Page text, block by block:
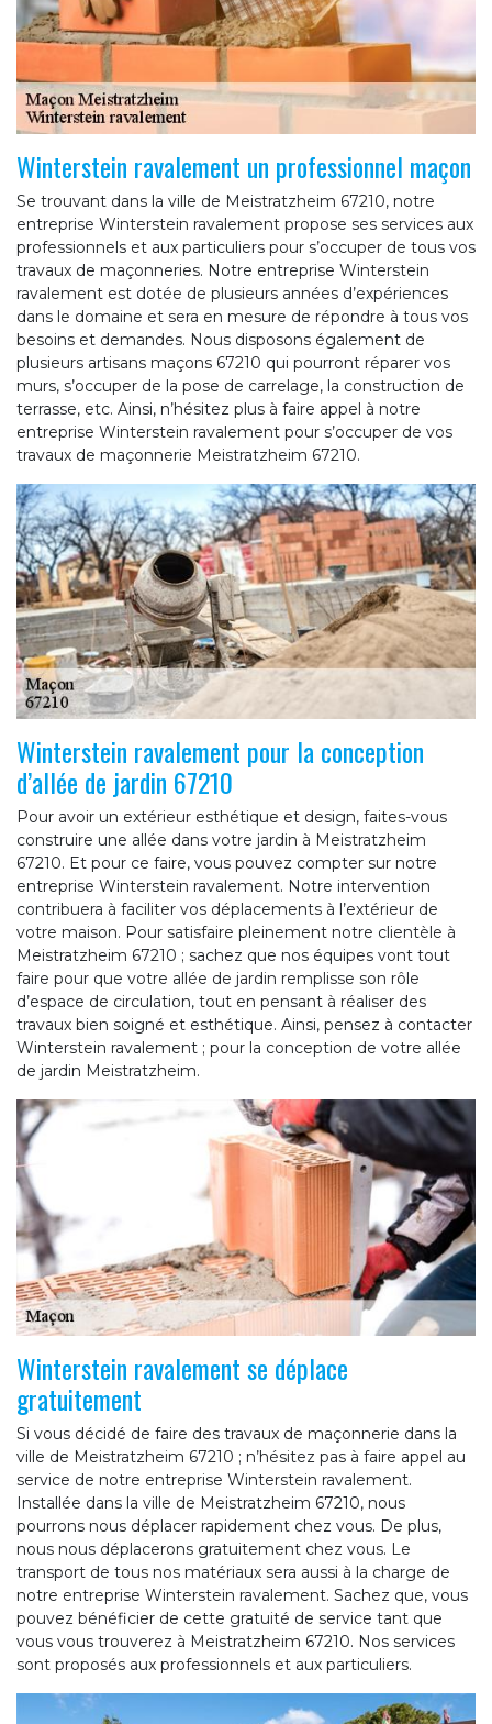
Winterstein ravalement un professionnel maçon
Se trouvant dans la ville de Meistratzheim 67210, notre
entreprise Winterstein ravalement propose ses services aux
professionnels et aux particuliers pour s’occuper de tous vos
travaux de maçonneries. Notre entreprise Winterstein
ravalement est dotée de plusieurs années d’expériences
dans le domaine et sera en mesure de répondre à tous vos
besoins et demandes. Nous disposons également de
plusieurs artisans maçons 67210 qui pourront réparer vos
murs, s’occuper de la pose de carrelage, la construction de
terrasse, etc. Ainsi, n’hésitez plus à faire appel à notre
entreprise Winterstein ravalement pour s’occuper de vos
travaux de maçonnerie Meistratzheim 67210.
Winterstein ravalement pour la conception
d’allée de jardin 67210
Pour avoir un extérieur esthétique et design, faites-vous
construire une allée dans votre jardin à Meistratzheim
67210. Et pour ce faire, vous pouvez compter sur notre
entreprise Winterstein ravalement. Notre intervention
contribuera à faciliter vos déplacements à l’extérieur de
votre maison. Pour satisfaire pleinement notre clientèle à
Meistratzheim 67210 ; sachez que nos équipes vont tout
faire pour que votre allée de jardin remplisse son rôle
d’espace de circulation, tout en pensant à réaliser des
travaux bien soigné et esthétique. Ainsi, pensez à contacter
Winterstein ravalement ; pour la conception de votre allée
de jardin Meistratzheim.
Winterstein ravalement se déplace
gratuitement
Si vous décidé de faire des travaux de maçonnerie dans la
ville de Meistratzheim 67210 ; n’hésitez pas à faire appel au
service de notre entreprise Winterstein ravalement.
Installée dans la ville de Meistratzheim 67210, nous
pourrons nous déplacer rapidement chez vous. De plus,
nous nous déplacerons gratuitement chez vous. Le
transport de tous nos matériaux sera aussi à la charge de
notre entreprise Winterstein ravalement. Sachez que, vous
pouvez bénéficier de cette gratuité de service tant que
vous vous trouverez à Meistratzheim 67210. Nos services
sont proposés aux professionnels et aux particuliers.